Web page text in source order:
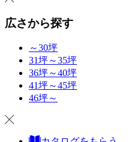
広さから探す
～30坪
31坪～35坪
36坪～40坪
41坪～45坪
46坪～